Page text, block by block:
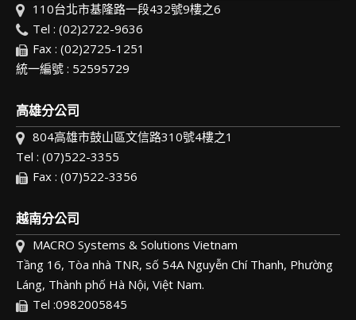
110台北市基隆路一段432號9樓之6
Tel : (02)2722-9636
Fax : (02)2725-1251
統一編號 : 52595729
高雄分公司
804高雄市鼓山區文信路310號4樓之1
Tel : (07)522-3355
Fax : (07)522-3356
越南分公司
MACRO Systems & Solutions Vietnam
Tầng 16, Tòa nhà TNR, số 54A Nguyễn Chí Thanh, Phường
Láng, Thành phố Hà Nội, Việt Nam.
Tel :0982005845